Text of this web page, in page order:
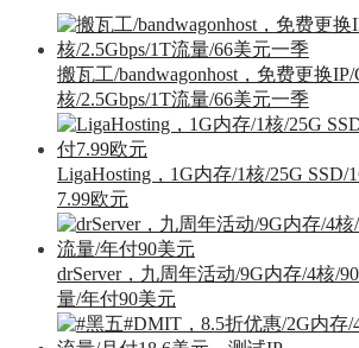
搬瓦工/bandwagonhost，免费更换
核/2.5Gbps/1T流量/66美元一季
LigaHosting，1G内存/1核/25G SSD/
7.99欧元
drServer，九周年活动/9G内存/4核/
量/年付90美元